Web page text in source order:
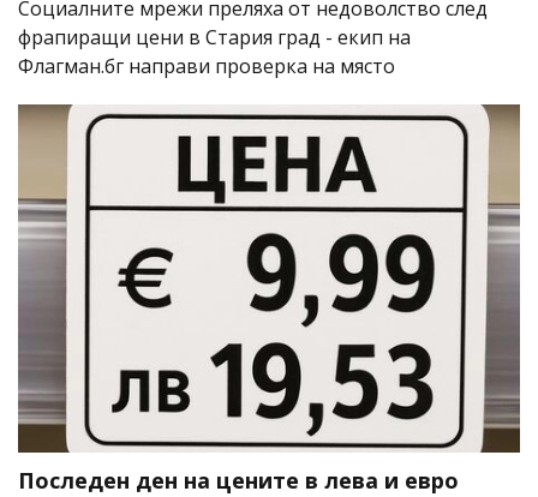
Социалните мрежи преляха от недоволство след
фрапиращи цени в Стария град - екип на
Флагман.бг направи проверка на място
Последен ден на цените в лева и евро